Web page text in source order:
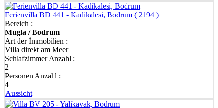
Ferienvilla BD 441 - Kadikalesi, Bodrum ( 2194 )
Bereich :
Mugla / Bodrum
Art der İmmobilien :
Villa direkt am Meer
Schlafzimmer Anzahl :
2
Personen Anzahl :
4
Aussicht